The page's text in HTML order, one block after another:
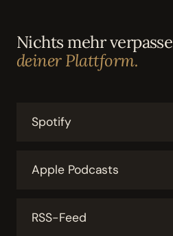
Nichts mehr
deiner Plattform.
Spotify
Apple Podcasts
RSS-Feed